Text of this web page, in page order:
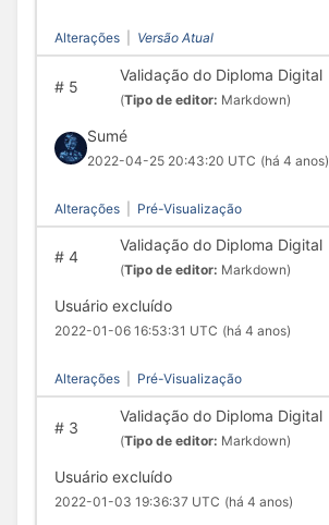
Alterações Versão Atual
#5
Validação do Diploma Digital
(Tipo de editor: Markdown)
Sumé
2022-04-25 20:43:20 UTC (há 4 anos)
Alterações Pré-Visualização
#4
Validação do Diploma Digital
(Tipo de editor: Markdown)
Usuário excluído
2022-01-06 16:53:31 UTC (há 4 anos)
Alterações Pré-Visualização
#3
Validação do Diploma Digital
(Tipo de editor: Markdown)
Usuário excluído
2022-01-03 19:36:37 UTC (há 4 anos)